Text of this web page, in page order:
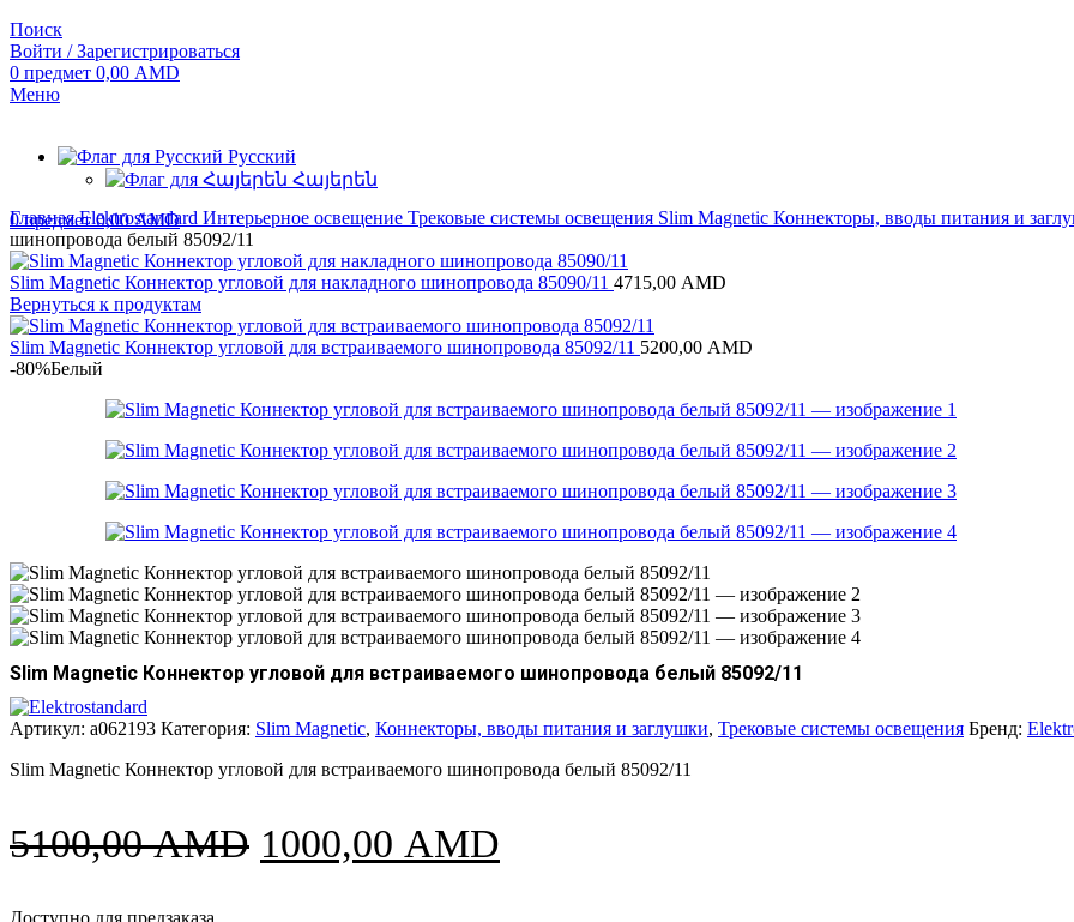
Поиск
Войти / Зарегистрироваться
0 предмет 0,00 AMD
Меню
Русский
Հայերեն
0предмет 0,00AMD
ГлавнаяElektrostandard Интерьерное освещение Трековые системы освещения Slim Magnetic Коннекторы, вводы питания и
шинопровода белый 85092/11
Slim Magnetic Коннектор угловой для накладного шинопровода 85090/11 4715,00 AMD
Вернуться к продуктам
Slim Magnetic Коннектор угловой для встраиваемого шинопровода 85092/11 5200,00 AMD
-80%Белый
Slim Magnetic Коннектор угловой для встраиваемого шинопровода белый 85092/11
Артикул: a062193 Категория: Slim Magnetic, Коннекторы, вводы питания и заглушки, Трековые системы освещения Бренд:
Slim Magnetic Коннектор угловой для встраиваемого шинопровода белый 85092/11
5100,00AMD Первоначальная
1000,00 AMD